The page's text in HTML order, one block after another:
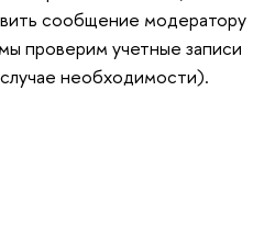
сообщение модератору
проверим учетные записи
необходимости).